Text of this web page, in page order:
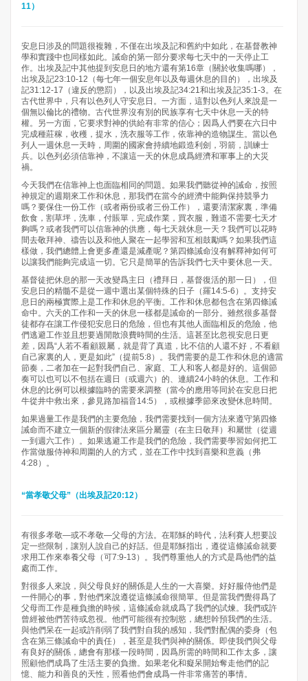
11）
安息日涉及的問題很複雜，不僅在出埃及記和舊約中如此，在基督教神
學和實踐中也同樣如此。誡命的第一部分要求每七天中的一天停止工
作。出埃及記中其他提到安息日的地方還有第16章（關於收集嗎哪），
出埃及記23:10-12（每七年一個安息年以及每週休息的目的），出埃及
記31:12-17（違反的懲罰），以及出埃及記34:21和出埃及記35:1-3。在
古代世界中，只有以色列人守安息日。一方面，這對以色列人來說是一
個無以倫比的禮物。古代世界沒有別的民族享有七天中休息一天的特
權。另一方面，它要求對神的供給有非常的信心；因爲人們要在六日中
完成種莊稼，收穫，提水，洗衣服等工作，依靠神的造物謀生。當以色
列人一週休息一天時，周圍的國家會持續地鍛造利劍，羽箭，訓練士
兵。以色列必須信靠神，不讓這一天的休息成爲經濟和軍事上的大災
禍。
今天我們在信靠神上也面臨相同的問題。如果我們聽從神的誡命，按照
神規定的週期來工作和休息，那我們在當今的經濟中能夠保持競爭力
嗎？要保住一份工作（或者兩份或者三份工作），還要清潔家裏，準備
飲食，割草坪，洗車，付賬單，完成作業，買衣服，難道不需要七天才
夠嗎？或者我們可以信靠神的供應，每七天就休息一天？我們可以花時
間去敬拜神、禱告以及和他人聚在一起學習和互相鼓勵嗎？如果我們這
樣做，我們總體上會更多產還是減產呢？第四條誡命沒有解釋神如何可
以讓我們能夠完成這一切。它只是簡單的告訴我們七天中要休息一天。
基督徒把休息的那一天改變爲主日（禮拜日，基督復活的那一日），但
安息日的精髓不是從一週中選出某個特殊的日子（羅14:5-6）。支持安
息日的兩極實際上是工作和休息的平衡。工作和休息都包含在第四條誡
命中。六天的工作和一天的休息一樣都是誡命的一部分。雖然很多基督
徒都存在讓工作侵犯安息日的危險，但也有其他人面臨相反的危險，他
們逃避工作並且想要過閒散浪費時間的生活。這甚至比忽視安息日更
差，因爲“人若不看顧親屬，就是背了真道，比不信的人還不好，不看顧
自己家裏的人，更是如此”（提前5:8）。我們需要的是工作和休息的適當
節奏，二者加在一起對我們自己、家庭、工人和客人都是好的。這個節
奏可以也可以不包括在週日（或週六）的、連續24小時的休息。工作和
休息的比例可以根據臨時的需要來調整（當今的應用等同於在安息日把
牛從井中救出來，參見路加福音14:5），或根據季節來改變休息時間。
如果過量工作是我們的主要危險，我們需要找到一個方法來遵守第四條
誡命而不建立一個新的假律法來區分屬靈（在主日敬拜）和屬世（從週
一到週六工作）。如果逃避工作是我們的危險，我們需要學習如何把工
作當做服侍神和周圍的人的方式，並在工作中找到喜樂和意義（弗
4:28）。
“當孝敬父母”（出埃及記20:12）
有很多孝敬—或不孝敬—父母的方法。在耶穌的時代，法利賽人想要設
定一些限制，讓別人說自己的好話。但是耶穌指出，遵從這條誡命就要
求用工作來奉養父母（可7:9-13）。我們尊重他人的方式是爲他們的益
處而工作。
對很多人來說，與父母良好的關係是人生的一大喜樂。好好服侍他們是
一件開心的事，對他們來說遵從這條誡命很簡單。但是當我們覺得爲了
父母而工作是種負擔的時候，這條誡命就成爲了我們的試煉。我們或許
曾經被他們苦待或忽視。他們可能很有控制慾，總想幹預我們的生活。
與他們呆在一起或許削弱了我們對自我的感知，我們對配偶的委身（包
含在第三條誡命中的責任），甚至是我們與神的關係。即使我們與父母
有良好的關係，總會有那樣一段時間，因爲所需的時間和工作太多，讓
照顧他們成爲了生活主要的負擔。如果老化和癡呆開始奪走他們的記
憶、能力和善良的天性，照看他們會成爲一件非常痛苦的事情。